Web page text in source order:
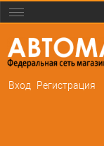
Вход Регистрация